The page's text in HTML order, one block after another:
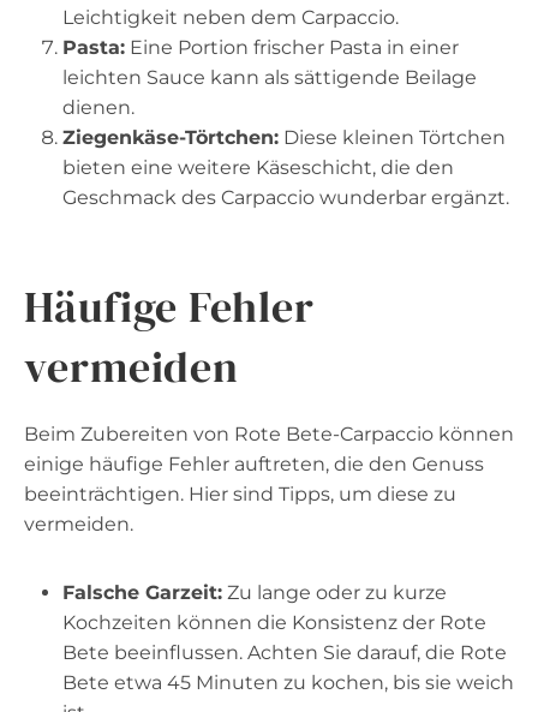
Leichtigkeit neben dem Carpaccio.
Pasta: Eine Portion frischer Pasta in einer
leichten Sauce kann als sättigende Beilage
dienen.
Ziegenkäse-Törtchen: Diese kleinen Törtchen
bieten eine weitere Käseschicht, die den
Geschmack des Carpaccio wunderbar ergänzt.
Häufige Fehler
vermeiden
Beim Zubereiten von Rote Bete-Carpaccio können
einige häufige Fehler auftreten, die den Genuss
beeinträchtigen. Hier sind Tipps, um diese zu
vermeiden.
Falsche Garzeit: Zu lange oder zu kurze
Kochzeiten können die Konsistenz der Rote
Bete beeinflussen. Achten Sie darauf, die Rote
Bete etwa 45 Minuten zu kochen, bis sie weich